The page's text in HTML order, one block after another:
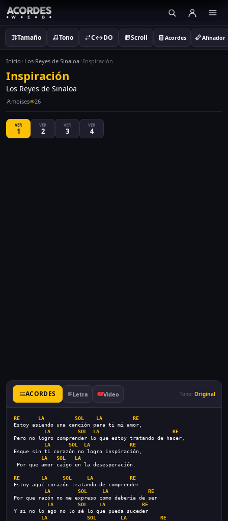
Tamaño Tono C↔DO Scroll Acordes Afinador
Inicio Los Reyes de Sinaloa Inspiración
Inspiración
Los Reyes de Sinaloa
moises 26
VER
1
VER
2
VER
3
VER
4
ACORDES Letra Video Tono: Original
RE LA SOL LA
RE
Estoy asiendo una canción para ti mi amor,
LA
SOL LA
RE
Pero no logro comprender lo que estoy tratando de hacer,
LA
SOL LA
RE
Esque sin ti corazón no logro inspiración,
LA
SOL
LA
Por que amor caigo en la desesperación.
RE LA SOL LA
RE
Estoy aquí corazón tratando de comprender
LA
SOL LA
RE
Por que razón no me expreso como debería de ser
LA
SOL LA
RE
Y si no lo ago no lo sé lo que pueda suceder
LA
SOL LA
RE